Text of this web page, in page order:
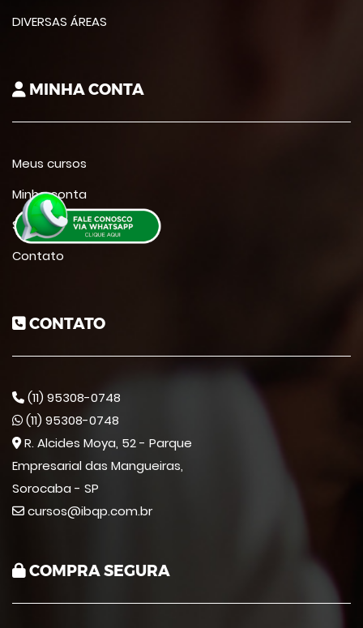
DIVERSAS ÁREAS
MINHA CONTA
Meus cursos
Minha conta
Suporte
Contato
CONTATO
(11) 95308-0748
(11) 95308-0748
R. Alcides Moya, 52 - Parque
Empresarial das Mangueiras,
Sorocaba - SP
cursos@ibqp.com.br
COMPRA SEGURA